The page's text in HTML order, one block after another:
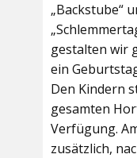
„Backstube“
gestalten wir
ein
Den Kindern
gesamten
Verfügung.
zusätzlich,